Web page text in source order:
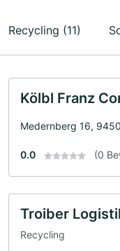
Recycling (11)
Kölbl Franz
Medernberg 16,
0.0 (0
Troiber
Recycling